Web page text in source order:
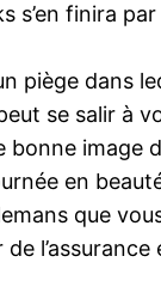
s’en finira
dans
se salir à
image
en
que